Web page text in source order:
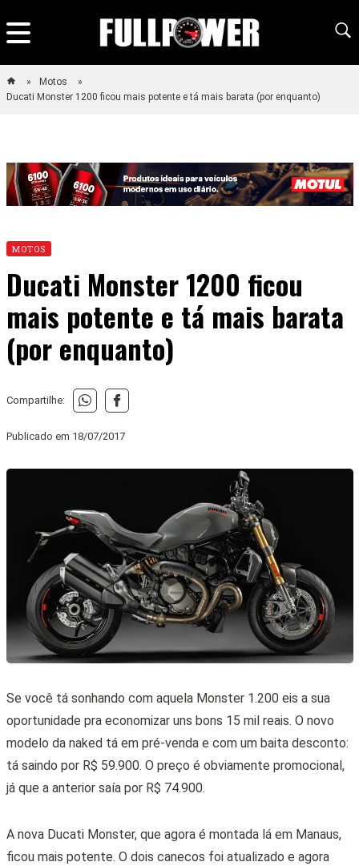
Motos
Ducati Monster 1200 ficou mais potente e tá mais barata (por enquanto)
MOTOS
Ducati Monster 1200 ficou
mais potente e tá mais barata
(por enquanto)
Compartilhe:
Publicado em 18/07/2017
Se você tá sonhando com aquela Monster 1.200 eis a sua
oportunidade pra economizar uns bons 15 mil reais. O novo
modelo da naked tá em pré-venda e com um baita desconto:
tá saindo por R$ 59.900. O preço é obviamente promocional,
já que a anterior saía por R$ 74.900.
A nova Ducati Monster, que agora é montada lá em Manaus,
ficou mais potente. O dois canecos foi atualizado e agora